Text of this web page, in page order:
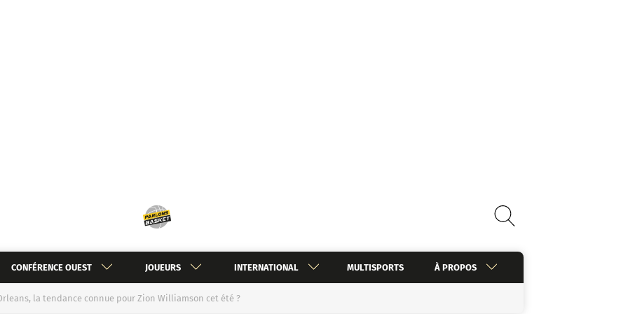
CONFÉRENCE OUEST JOUEURS INTERNATIONAL MULTISPORTS À PROPOS
la tendance connue pour Zion Williamson cet été ?